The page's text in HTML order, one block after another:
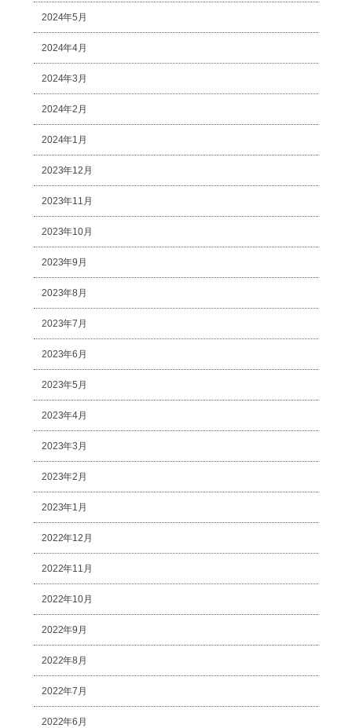
2024年5月
2024年4月
2024年3月
2024年2月
2024年1月
2023年12月
2023年11月
2023年10月
2023年9月
2023年8月
2023年7月
2023年6月
2023年5月
2023年4月
2023年3月
2023年2月
2023年1月
2022年12月
2022年11月
2022年10月
2022年9月
2022年8月
2022年7月
2022年6月